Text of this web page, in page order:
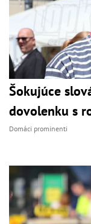
Šokujúce
dovolenku s
Domáci prominenti